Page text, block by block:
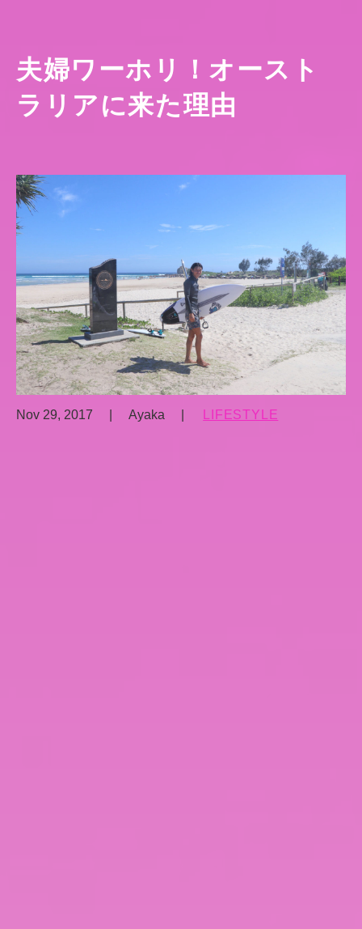
夫婦ワーホリ！オースト
ラリアに来た理由
Nov 29, 2017 Ayaka LIFESTYLE